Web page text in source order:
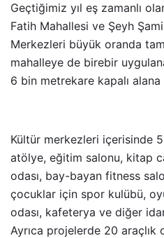
Geçtiğimiz yıl eş zamanlı
Fatih Mahallesi ve Şeyh
Merkezleri büyük oranda
mahalleye de birebir
6 bin metrekare kapalı alana
Kültür merkezleri içerisinde
atölye, eğitim salonu, kitap
odası, bay-bayan fitness
çocuklar için spor kulübü,
odası, kafeterya ve diğer
Ayrıca projelerde 20 araçlık